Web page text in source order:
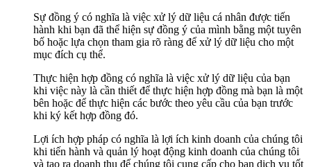
Sự đồng ý có nghĩa là việc xử lý dữ liệu cá nhân được tiến
hành khi bạn đã thể hiện sự đồng ý của mình bằng một tuyên
bố hoặc lựa chọn tham gia rõ ràng để xử lý dữ liệu cho một
mục đích cụ thể.
Thực hiện hợp đồng có nghĩa là việc xử lý dữ liệu của bạn
khi việc này là cần thiết để thực hiện hợp đồng mà bạn là một
bên hoặc để thực hiện các bước theo yêu cầu của bạn trước
khi ký kết hợp đồng đó.
Lợi ích hợp pháp có nghĩa là lợi ích kinh doanh của chúng tôi
khi tiến hành và quản lý hoạt động kinh doanh của chúng tôi
và tạo ra doanh thu để chúng tôi cung cấp cho bạn dịch vụ tốt